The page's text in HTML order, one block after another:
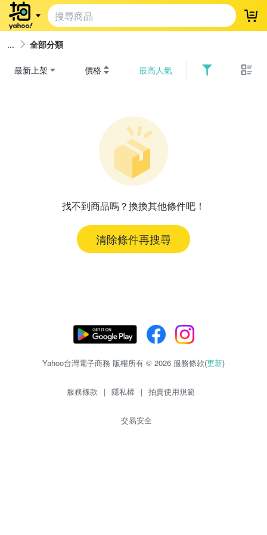
登
全部分類
最新上架 價格 最高人氣
找不到商品嗎？換換其他條件吧！
清除條件再搜尋
Yahoo台灣電子商務 版權所有 © 2026 服務條款(更新)
服務條款 | 隱私權 | 拍賣使用規範
交易安全